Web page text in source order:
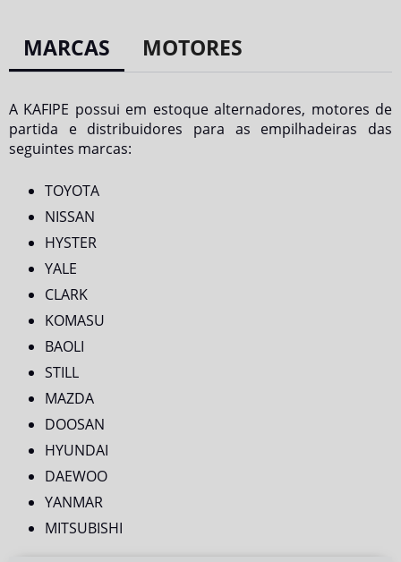
MARCAS MOTORES
A KAFIPE possui em estoque alternadores, motores de
partida e distribuidores para as empilhadeiras das
seguintes marcas:
TOYOTA
NISSAN
HYSTER
YALE
CLARK
KOMASU
BAOLI
STILL
MAZDA
DOOSAN
HYUNDAI
DAEWOO
YANMAR
MITSUBISHI